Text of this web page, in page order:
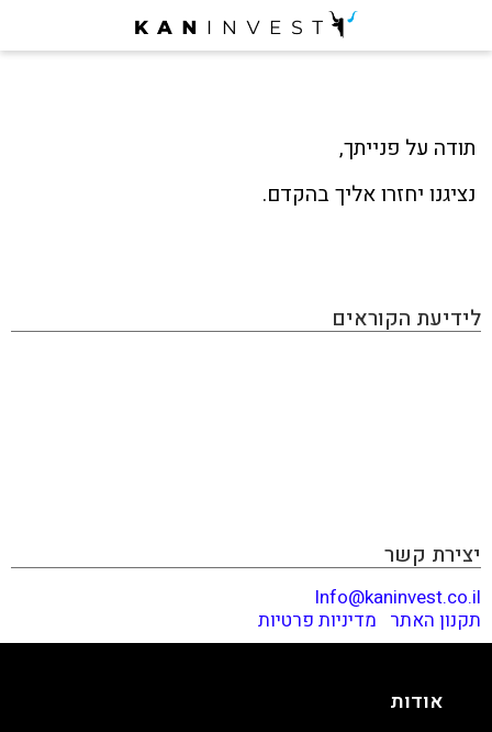
תודה על פנייתך,
נציגנו יחזרו אליך בהקדם.
לידיעת הקוראים
יצירת קשר
Info@kaninvest.co.il
תקנון האתר מדיניות פרטיות
אודות